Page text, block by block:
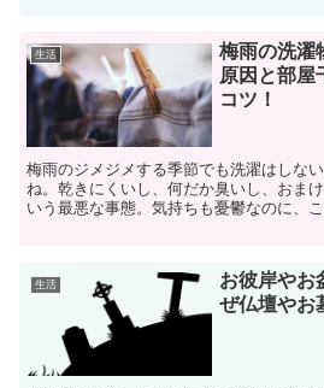
生活
梅雨の洗濯
原因と部屋
コツ！
梅雨のジメジメする季節でも洗濯はしな
ね。乾きにくいし、何だか臭いし、おま
いう最悪な事態。気持ちも憂鬱なのに、
生活
お彼岸やお
ぜ仏壇やお